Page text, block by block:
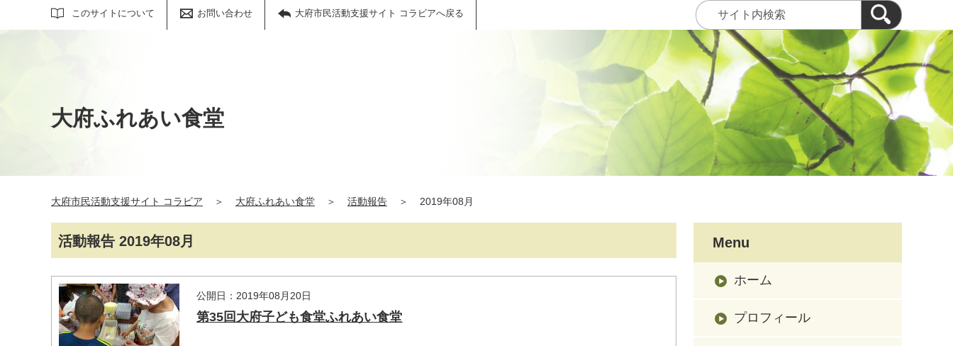
このサイトについて お問い合わせ 大府市民活動支援サイト コラビアへ戻る
サイト内検索
大府ふれあい食堂
大府市民活動支援サイト コラビア ＞ 大府ふれあい食堂 ＞ 活動報告 ＞ 2019年08月
活動報告 2019年08月
公開日：2019年08月20日
第35回大府子ども食堂ふれあい食堂
Menu
ホーム
プロフィール